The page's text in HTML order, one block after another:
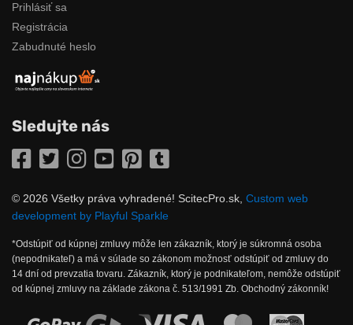
Prihlásiť sa
Registrácia
Zabudnuté heslo
Sledujte nás
Facebook
TwitterInstagramYouTubePinterest
© 2026 Všetky práva vyhradené! ScitecPro.sk, Custom web
development by Playful Sparkle
*Odstúpiť od kúpnej zmluvy môže len zákazník, ktorý je súkromná osoba
(nepodnikateľ) a má v súlade so zákonom možnosť odstúpiť od zmluvy do
14 dní od prevzatia tovaru. Zákazník, ktorý je podnikateľom, nemôže odstúpiť
od kúpnej zmluvy na základe zákona č. 513/1991 Zb. Obchodný zákonník!
Možnosti online platby